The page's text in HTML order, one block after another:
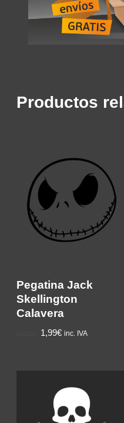
Productos
Pegatina Jack
Skellington
Calavera
1,99€ inc. IVA